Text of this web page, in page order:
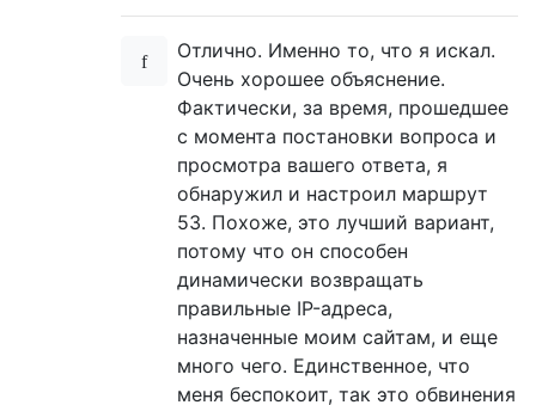
Отлично. Именно то, что я искал.
Очень хорошее объяснение.
Фактически, за время, прошедшее
с момента постановки вопроса и
просмотра вашего ответа, я
обнаружил и настроил маршрут
53. Похоже, это лучший вариант,
потому что он способен
динамически возвращать
правильные IP-адреса,
назначенные моим сайтам, и еще
много чего. Единственное, что
меня беспокоит, так это обвинения